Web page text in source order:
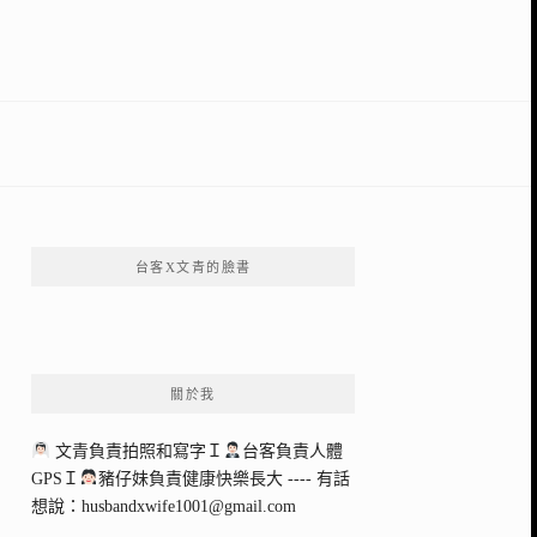
台客X文青的臉書
關於我
文青負責拍照和寫字Ｉ
台客負責人體
GPSＩ
豬仔妹負責健康快樂長大 ---- 有話
想說： husbandxwife1001@gmail.com